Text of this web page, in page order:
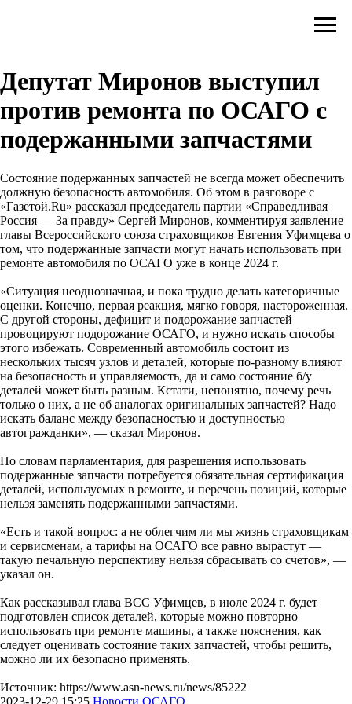
Депутат Миронов выступил
против ремонта по ОСАГО с
подержанными запчастями
Состояние подержанных запчастей не всегда может обеспечить
должную безопасность автомобиля. Об этом в разговоре с
«Газетой.Ru» рассказал председатель партии «Справедливая
Россия — За правду» Сергей Миронов, комментируя заявление
главы Всероссийского союза страховщиков Евгения Уфимцева о
том, что подержанные запчасти могут начать использовать при
ремонте автомобиля по ОСАГО уже в конце 2024 г.
«Ситуация неоднозначная, и пока трудно делать категоричные
оценки. Конечно, первая реакция, мягко говоря, настороженная.
С другой стороны, дефицит и подорожание запчастей
провоцируют подорожание ОСАГО, и нужно искать способы
этого избежать. Современный автомобиль состоит из
нескольких тысяч узлов и деталей, которые по-разному влияют
на безопасность и управляемость, да и само состояние б/у
деталей может быть разным. Кстати, непонятно, почему речь
только о них, а не об аналогах оригинальных запчастей? Надо
искать баланс между безопасностью и доступностью
автогражданки», — сказал Миронов.
По словам парламентария, для разрешения использовать
подержанные запчасти потребуется обязательная сертификация
деталей, используемых в ремонте, и перечень позиций, которые
нельзя заменять подержанными запчастями.
«Есть и такой вопрос: а не облегчим ли мы жизнь страховщикам
и сервисменам, а тарифы на ОСАГО все равно вырастут —
такую печальную перспективу нельзя сбрасывать со счетов», —
указал он.
Как рассказывал глава ВСС Уфимцев, в июле 2024 г. будет
подготовлен список деталей, которые можно повторно
использовать при ремонте машины, а также пояснения, как
следует оценивать состояние таких запчастей, чтобы решить,
можно ли их безопасно применять.
Источник: https://www.asn-news.ru/news/85222
2023-12-29 15:25 Новости ОСАГО